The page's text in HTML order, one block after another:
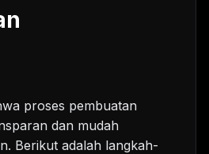
proses pembuatan
dan mudah
Berikut adalah langkah-